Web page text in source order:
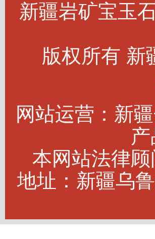
新疆岩矿宝玉
版权所有 新
网站运营：新
产
本网站法律
地址：新疆乌